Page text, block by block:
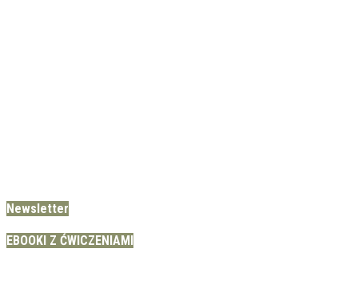
Newsletter
EBOOKI Z ĆWICZENIAMI